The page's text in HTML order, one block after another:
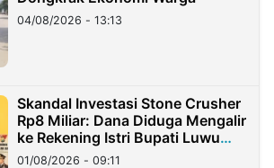
04/08/2026 - 13:13
Skandal Investasi Stone Crusher
Rp8 Miliar: Dana Diduga Mengalir
ke Rekening Istri Bupati Luwu
Timur
01/08/2026 - 09:11